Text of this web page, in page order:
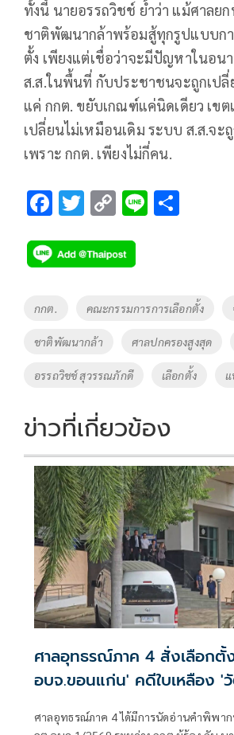
ทั้งนี้ นายอรรถวิชช์ ย้ำว่า แม้ศาลย
ชาติพัฒนากล้าพร้อมสู้ทุกรูปแบบกา
ตั้ง เพียงแต่เชื่อว่าจะมีปัญหาในอน
ส.ส.ในพื้นที่ กับประชาชนจะถูกเปลี่
แค่ กกต. ขยับเกณฑ์แค่นิดเดียว เขต
เปลี่ยนไม่เหมือนเดิม ระบบ ส.ส.จะ
เพราะ กกต. เพียงไม่กี่คน.
F
e
b
o
o
k
T
tt
er
C
p
y
Li
Li
Tags
กกต. คณะกรรมการการเลือกตั้ง
ชาติพัฒนากล้า ศาลปกครองสูงสุด
อรรถวิชช์ สุวรรณภักดี เลือกตั้ง แ
ข่าวที่เกี่ยวข้อง
ศาลอุทธรณ์ภาค 4 สั่งเลือกตั้
อบจ.ขอนแก่น' คดีใบเหลือง '
ศาลอุทธรณ์ภาค 4 ได้มีการนัดอ่านคำพิพา